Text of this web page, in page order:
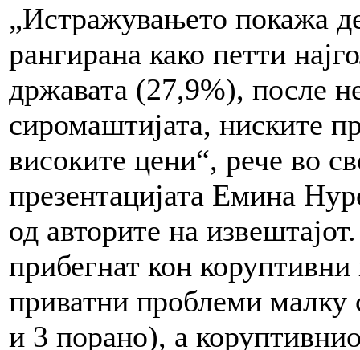
„Истражувањето покажа
рангирана како петти
државата (27,9%), после
сиромаштијата, ниските
високите цени“, рече во
презентацијата Емина
од авторите на
прибегнат кон
приватни проблеми
и 3 порано), а